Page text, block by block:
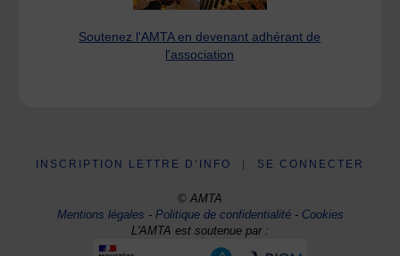
Soutenez l'AMTA en devenant adhérant de
l'association
INSCRIPTION LETTRE D’INFO SE CONNECTER
© AMTA
Mentions légales -Politique de confidentialité- Cookies
L'AMTA est soutenue par :